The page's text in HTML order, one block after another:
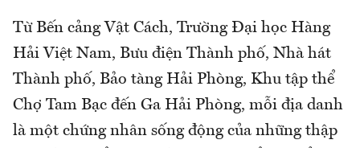
Từ Bến cảng Vật Cách, Trường Đại học Hàng
Hải Việt Nam, Bưu điện Thành phố, Nhà hát
Thành phố, Bảo tàng Hải Phòng, Khu tập thể
Chợ Tam Bạc đến Ga Hải Phòng, mỗi địa danh
là một chứng nhân sống động của những thập